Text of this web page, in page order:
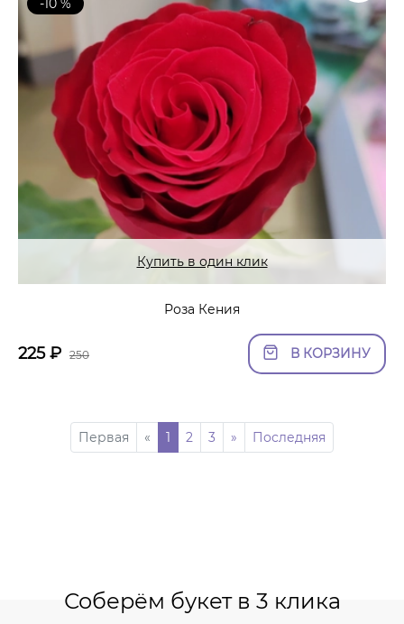
-10 %
Купить в один клик
Роза Кения
225₽ 250 В КОРЗИНУ
Первая « 1 2 3 » Последняя
Соберём букет в 3 клика